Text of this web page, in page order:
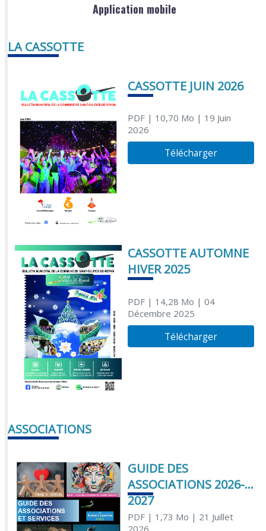
Application mobile
LA CASSOTTE
CASSOTTE JUIN 2026
PDF| 10,70 Mo | 19 Juin
2026
Télécharger
CASSOTTE AUTOMNE
HIVER 2025
PDF| 14,28 Mo | 04
Décembre 2025
Télécharger
ASSOCIATIONS
GUIDE DES
ASSOCIATIONS 2026-
2027
PDF| 1,73 Mo | 21 Juillet
2026